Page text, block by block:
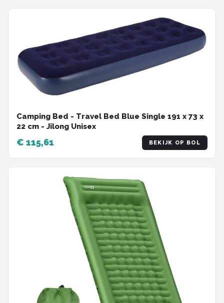
Camping Bed - Travel Bed Blue Single 191 x 73 x
22 cm - Jilong Unisex
€ 115,61 BEKIJK OP BOL